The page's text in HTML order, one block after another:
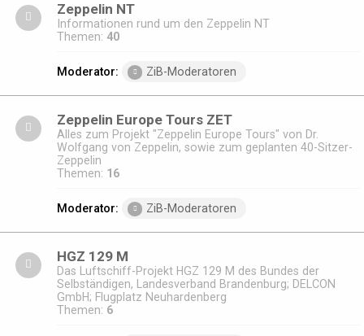
Zeppelin NT
Informationen rund um den Zeppelin NT
Themen: 40
Moderator: ZiB-Moderatoren
Zeppelin Europe Tours ZET
Alles zum Projekt "Zeppelin Europe Tours" von Dr.
Wolfgang von Zeppelin, sowie zum geplanten 40-Sitzer-
Zeppelin
Themen: 16
Moderator: ZiB-Moderatoren
HGZ 129 M
Das Luftschiff-Projekt HGZ 129 M des Bundes der
Selbständigen, Landesverband Brandenburg; DELCON
GmbH; Flugplatz Neuhardenberg
Themen: 6